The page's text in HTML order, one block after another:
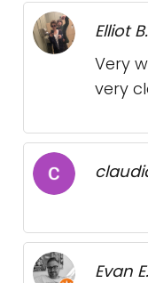
Elliot B.
Very
very
Evan E.